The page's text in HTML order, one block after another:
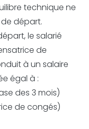
technique ne
de départ.
le salarié
de
à un salaire
égal à :
des 3 mois)
de congés)